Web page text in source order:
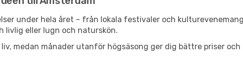
under hela året – från lokala festivaler och
livlig eller lugn och naturskön.
medan månader utanför högsäsong ger dig bättre priser